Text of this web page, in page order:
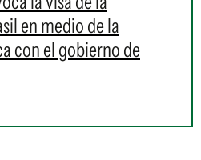
en medio de la
con el gobierno de